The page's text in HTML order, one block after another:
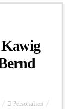
Personalien